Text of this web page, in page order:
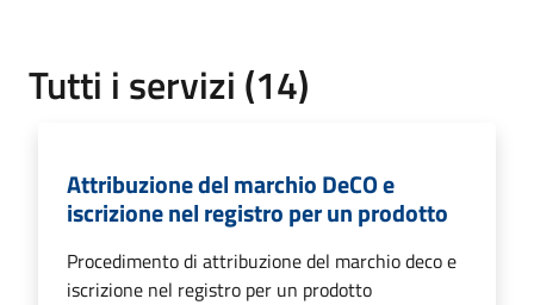
Tutti i servizi (14)
Attribuzione del marchio DeCO e
iscrizione nel registro per un prodotto
Procedimento di attribuzione del marchio deco e
iscrizione nel registro per un prodotto